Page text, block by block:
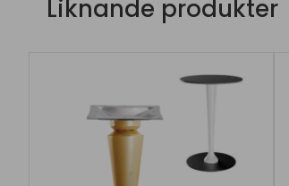
Liknande produkter